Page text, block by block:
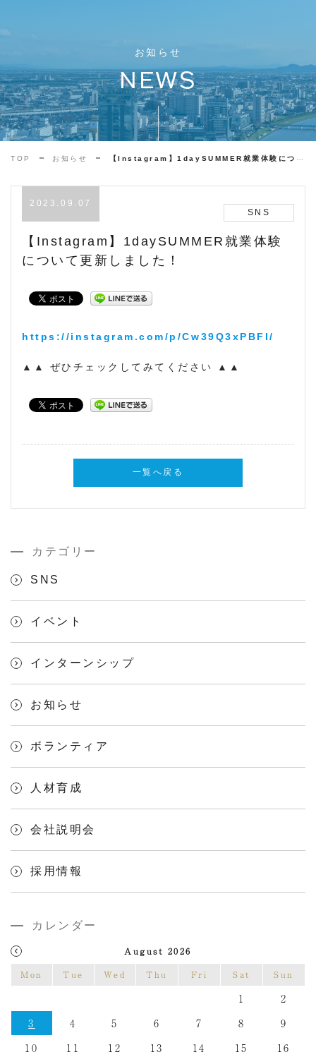
お知らせ
NEWS
TOP お知らせ 【Instagram】1daySUMMER就業体験について更新しました！
2023.09.07
SNS
【Instagram】1daySUMMER就業体験
について更新しました！
https://instagram.com/p/Cw39Q3xPBFI/
▲▲ ぜひチェックしてみてください ▲▲
一覧へ戻る
カテゴリー
SNS
イベント
インターンシップ
お知らせ
ボランティア
人材育成
会社説明会
採用情報
カレンダー
August 2026
Mon
Tue Wed Thu Fri Sat Sun
1
2
3
4 5 6 7 8
9
10
11 12 13 14 15
16